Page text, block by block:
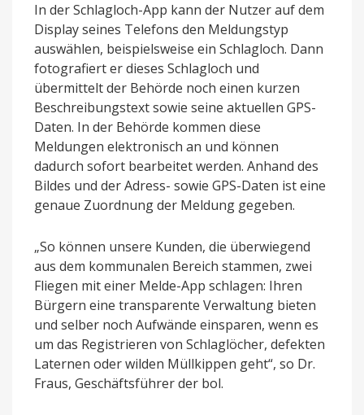
In der Schlagloch-App kann der Nutzer auf dem
Display seines Telefons den Meldungstyp
auswählen, beispielsweise ein Schlagloch. Dann
fotografiert er dieses Schlagloch und
übermittelt der Behörde noch einen kurzen
Beschreibungstext sowie seine aktuellen GPS-
Daten. In der Behörde kommen diese
Meldungen elektronisch an und können
dadurch sofort bearbeitet werden. Anhand des
Bildes und der Adress- sowie GPS-Daten ist eine
genaue Zuordnung der Meldung gegeben.
„So können unsere Kunden, die überwiegend
aus dem kommunalen Bereich stammen, zwei
Fliegen mit einer Melde-App schlagen: Ihren
Bürgern eine transparente Verwaltung bieten
und selber noch Aufwände einsparen, wenn es
um das Registrieren von Schlaglöcher, defekten
Laternen oder wilden Müllkippen geht“, so Dr.
Fraus, Geschäftsführer der bol.